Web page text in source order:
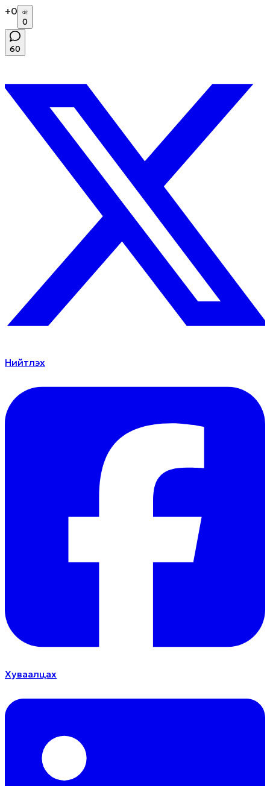
+0
0
60
Нийтлэх
Хуваалцах